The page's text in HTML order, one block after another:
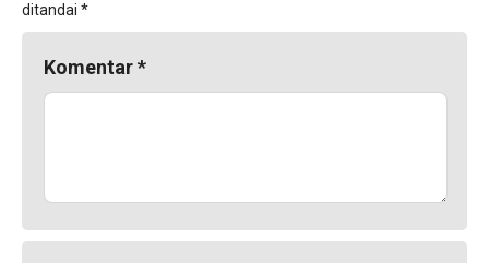
ditandai *
Komentar*